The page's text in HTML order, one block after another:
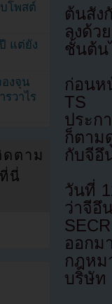
ต้นสัง
ลงด้ว
ชั้นต้น
ก่อนห
TS
ประก
ก็ตาม
กับจีอึ
วันที่
ว่าจีอึ
ออกม
กฎหม
บริษัท
โพสต์
แต่ยัง
งจุน
วาไร
ดตาม
นี่